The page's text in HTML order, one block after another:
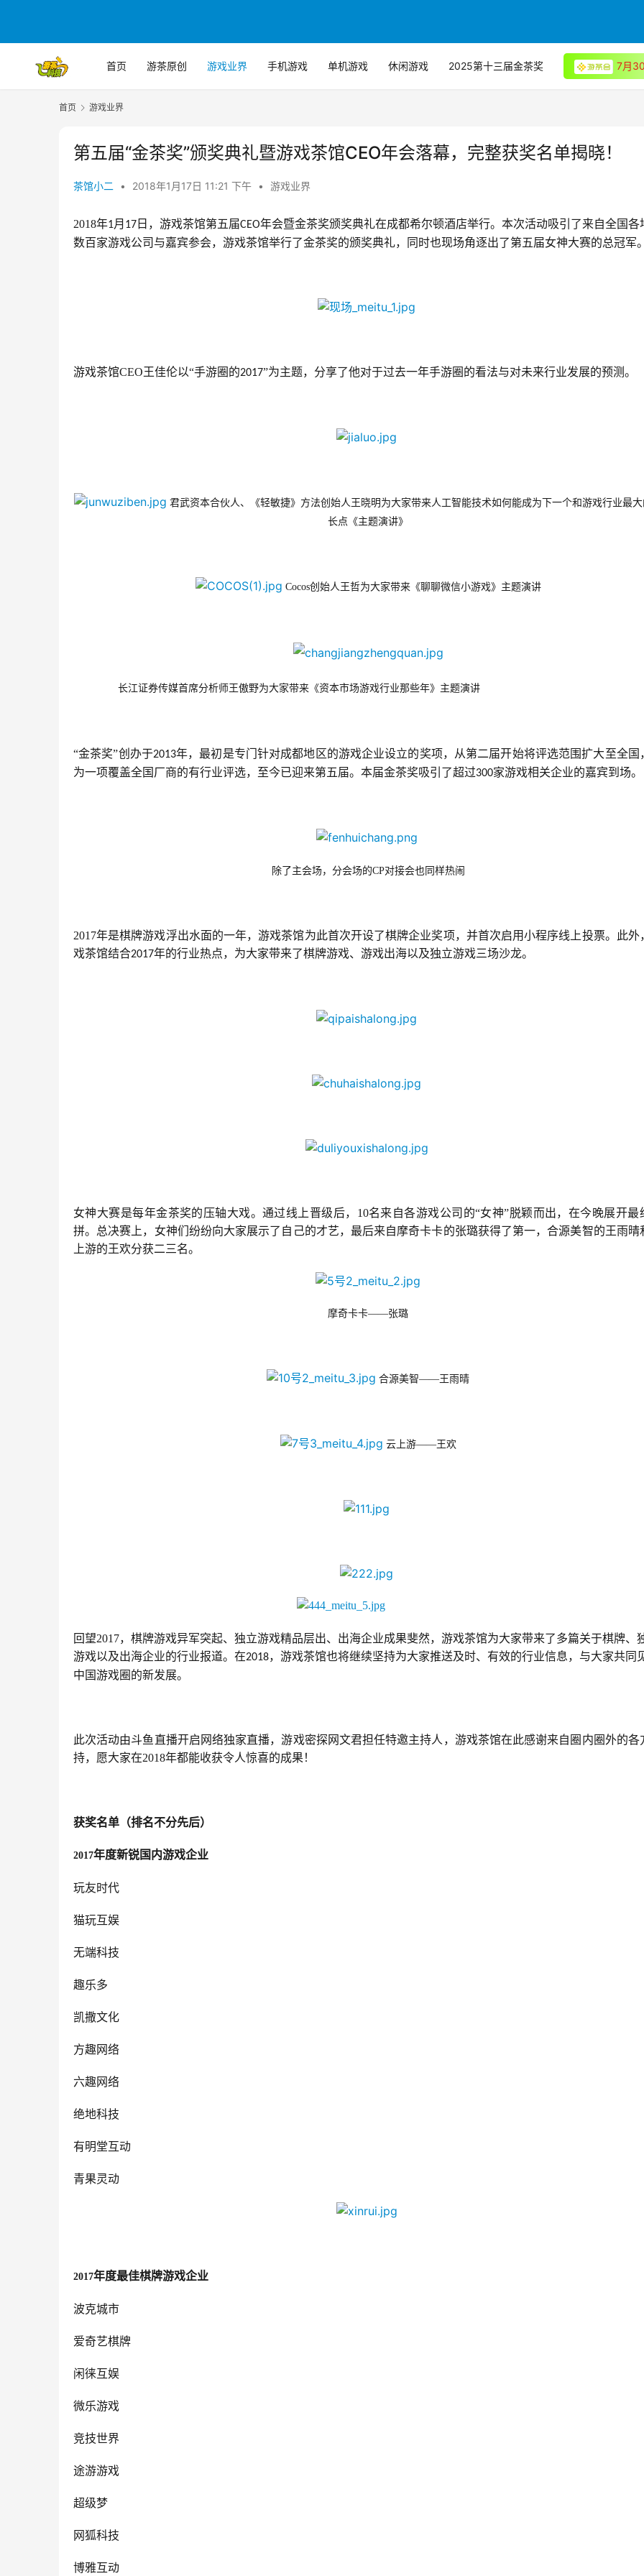
首页 游茶原创 游戏业界 手机游戏 单机游戏 休闲游戏 2025第十三届金茶奖 7月
首页 游戏业界
第五届“金茶奖”颁奖典礼暨游戏茶馆CEO年会落幕，完整获奖名单揭晓！
茶馆小二 • 2018年1月17日 11:21 下午 • 游戏业界
2018年1月 17 日，游戏茶馆第五届CEO年会暨金茶奖颁奖典礼在成都希尔顿酒店举行。本次活动吸引了来自全国各
数百家游戏公司与嘉宾参会，游戏茶馆举行了金茶奖的颁奖典礼，同时也现场角逐出了第五届女神大赛的总冠军。
游戏茶馆CEO王佳伦以“手游圈的2017”为主题，分享了他对于过去一年手游圈的看法与对未来行业发展的预测。
君武资本合伙人、《轻敏捷》方法创始人王晓明为大家带来人工智能技术如何能成为下一个和游戏行业最大
长点《主题演讲》
Cocos创始人王哲为大家带来《聊聊微信小游戏》主题演讲
长江证券传媒首席分析师王傲野为大家带来《资本市场游戏行业那些年》主题演讲
“金茶奖”创办于2013年，最初是专门针对成都地区的游戏企业设立的奖项，从第二届开始将评选范围扩大至全国
为一项覆盖全国厂商的有行业评选，至今已迎来第五届。本届金茶奖吸引了超过300家游戏相关企业的嘉宾到场。
除了主会场，分会场的CP对接会也同样热闹
2017年是棋牌游戏浮出水面的一年，游戏茶馆为此首次开设了棋牌企业奖项，并首次启用小程序线上投票。此外
戏茶馆结合2017年的行业热点，为大家带来了棋牌游戏、游戏出海以及独立游戏三场沙龙。
女神大赛是每年金茶奖的压轴大戏。通过线上晋级后，10名来自各游戏公司的“女神”脱颖而出，在今晚展开最
拼。总决赛上，女神们纷纷向大家展示了自己的才艺，最后来自摩奇卡卡的张璐获得了第一，合源美智的王雨晴
上游的王欢分获二三名。
摩奇卡卡——张璐
合源美智——王雨晴
云上游——王欢
回望2017，棋牌游戏异军突起、独立游戏精品层出、出海企业成果斐然，游戏茶馆为大家带来了多篇关于棋牌、
游戏以及出海企业的行业报道。在2018，游戏茶馆也将继续坚持为大家推送及时、有效的行业信息，与大家共同
中国游戏圈的新发展。
此次活动由斗鱼直播开启网络独家直播，游戏密探网文君担任特邀主持人，游戏茶馆在此感谢来自圈内圈外的各
持，愿大家在2018年都能收获令人惊喜的成果！
获奖名单（排名不分先后）
2017年度新锐国内游戏企业
玩友时代
猫玩互娱
无端科技
趣乐多
凯撒文化
方趣网络
六趣网络
绝地科技
有明堂互动
青果灵动
2017年度最佳棋牌游戏企业
波克城市
爱奇艺棋牌
闲徕互娱
微乐游戏
竞技世界
途游游戏
超级梦
网狐科技
博雅互动